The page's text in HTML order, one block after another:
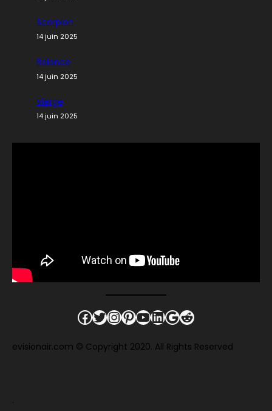
Scorpion
14 juin 2025
Balance
14 juin 2025
Vierge
14 juin 2025
Facebook
Twitter
Instagram
Pinterest
YouTube
LinkedIn
Google
Reddit
evisionair.com © Copyright 2020. All Rights Reserved
.